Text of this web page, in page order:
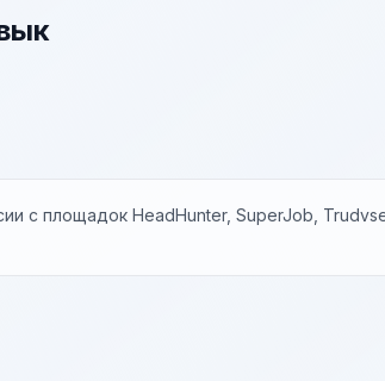
с площадок HeadHunter, SuperJob,